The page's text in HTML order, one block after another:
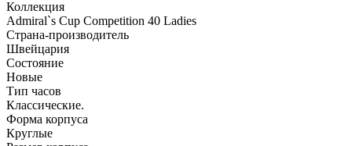
Коллекция
Admiral`s Cup Competition 40 Ladies
Страна-производитель
Швейцария
Состояние
Новые
Тип часов
Классические.
Форма корпуса
Круглые